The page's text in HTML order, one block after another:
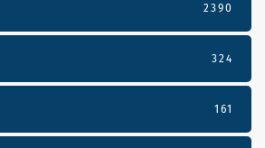
2390
324
161